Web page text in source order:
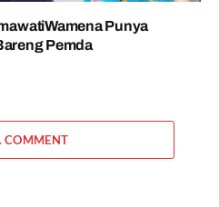
Punya
Pemda
COMMENT